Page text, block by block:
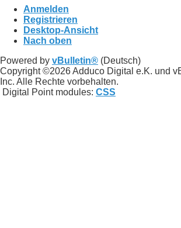
Anmelden
Registrieren
Desktop-Ansicht
Nach oben
Powered by vBulletin® (Deutsch)
Copyright ©2026 Adduco Digital e.K. und
Inc. Alle Rechte vorbehalten.
Digital Point modules: CSS